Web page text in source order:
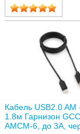
Кабель USB2.0 AM
1.8м Гарнизон
AMCM-6, до 3А,